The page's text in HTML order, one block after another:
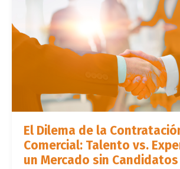
El Dilema de la
Comercial: Talento vs.
un Mercado sin Candidatos